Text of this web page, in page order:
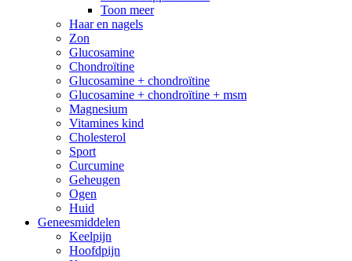
Toon meer
Haar en nagels
Zon
Glucosamine
Chondroïtine
Glucosamine + chondroïtine
Glucosamine + chondroïtine + msm
Magnesium
Vitamines kind
Cholesterol
Sport
Curcumine
Geheugen
Ogen
Huid
Geneesmiddelen
Keelpijn
Hoofdpijn